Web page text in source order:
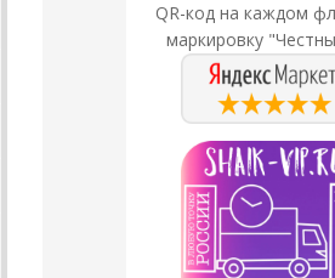
QR-код на каждом
маркировку